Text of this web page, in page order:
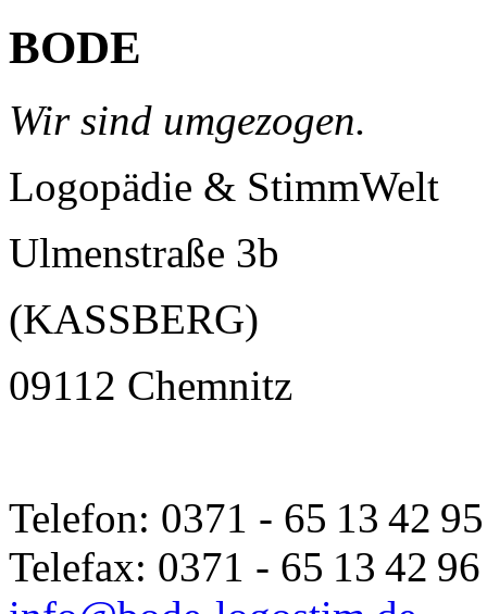
BODE
Wir sind umgezogen.
Logopädie & StimmWelt
Ulmenstraße 3b
(KASSBERG)
09112 Chemnitz
Telefon: 0371 - 65 13 42 95
Telefax: 0371 - 65 13 42 96